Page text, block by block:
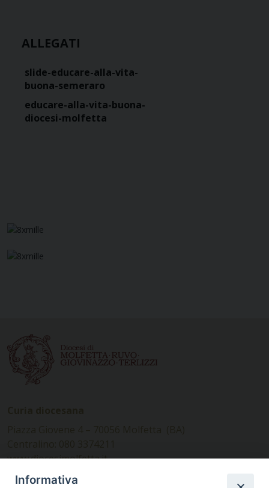
ALLEGATI
slide-educare-alla-vita-
buona-semeraro
educare-alla-vita-buona-
diocesi-molfetta
www.diocesimolfetta.it –
diocesimolfetta@pec.chiesacattolica.it
Informativa